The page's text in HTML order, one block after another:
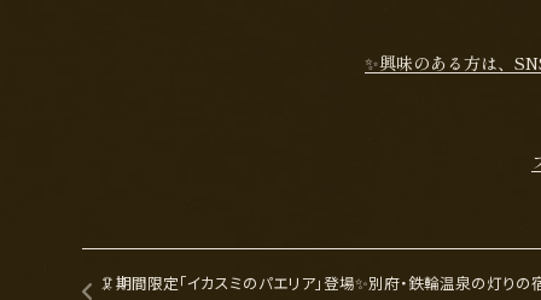
✨興味のある方は、
🦑期間限定「イカスミのパエリア」登場✨別府・鉄輪温泉の灯りの